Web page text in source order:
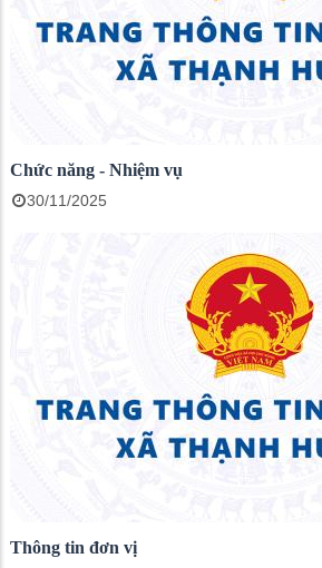
Chức năng - Nhiệm vụ
30/11/2025
Thông tin đơn vị